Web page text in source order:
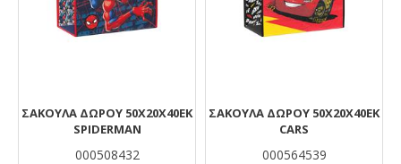
ΣΑΚΟΥΛΑ ΔΩΡΟΥ 50X20X40ΕΚ
SPIDERMAN
000508432
ΣΑΚΟΥΛΑ ΔΩΡΟΥ 50X20X40ΕΚ
CARS
000564539